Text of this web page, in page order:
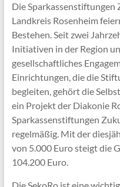
Die
Landkreis Rosenheim
Bestehen. Seit zwei
Initiativen in der Region
gesellschaftliches
Einrichtungen, die die
begleiten, gehört die
ein Projekt der Diakonie
Sparkassenstiftungen
regelmäßig. Mit der
von 5.000 Euro steigt die
104.200 Euro.